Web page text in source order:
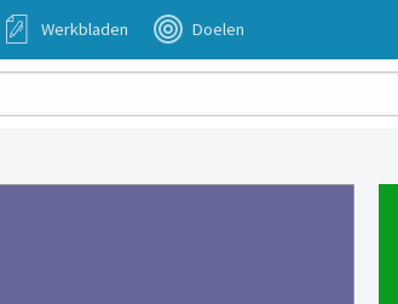
Werkbladen Doelen